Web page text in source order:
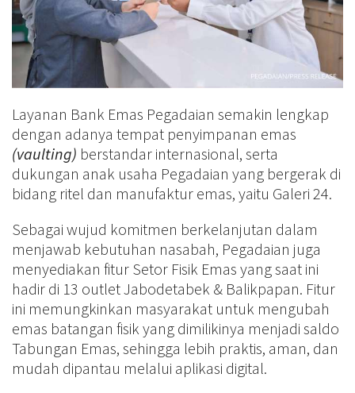
Layanan Bank Emas Pegadaian semakin lengkap
dengan adanya tempat penyimpanan emas
(vaulting) berstandar internasional, serta
dukungan anak usaha Pegadaian yang bergerak di
bidang ritel dan manufaktur emas, yaitu Galeri 24.
Sebagai wujud komitmen berkelanjutan dalam
menjawab kebutuhan nasabah, Pegadaian juga
menyediakan fitur Setor Fisik Emas yang saat ini
hadir di 13 outlet Jabodetabek & Balikpapan. Fitur
ini memungkinkan masyarakat untuk mengubah
emas batangan fisik yang dimilikinya menjadi saldo
Tabungan Emas, sehingga lebih praktis, aman, dan
mudah dipantau melalui aplikasi digital.